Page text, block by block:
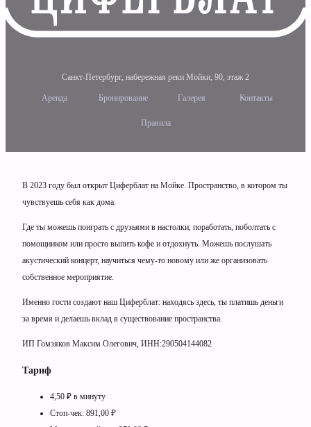
Санкт-Петербург, набережная реки Мойки, 90, этаж 2
Аренда Бронирование Галерея Контакты
Правила
В 2023 году был открыт Циферблат на Мойке. Пространство, в котором ты
чувствуешь себя как дома.
Где ты можешь поиграть с друзьями в настолки, поработать, поболтать с
помощником или просто выпить кофе и отдохнуть. Можешь послушать
акустический концерт, научиться чему-то новому или же организовать
собственное мероприятие.
Именно гости создают наш Циферблат: находясь здесь, ты платишь деньги
за время и делаешь вклад в существование пространства.
ИП Гомзяков Максим Олегович, ИНН:290504144082
Тариф
4,50 ₽ в минуту
Стоп-чек: 891,00 ₽